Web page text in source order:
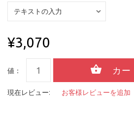
¥3,070
値：
現在レビュー: お客様レビューを追加